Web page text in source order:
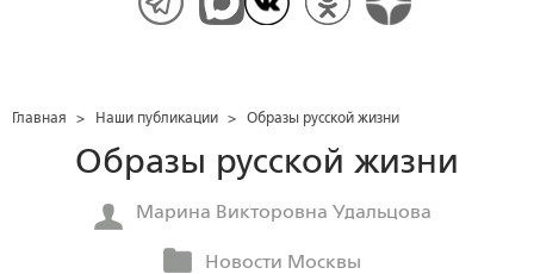
Главная > Наши публикации > Образы русской жизни
Образы русской жизни
Марина Викторовна Удальцова
Новости Москвы